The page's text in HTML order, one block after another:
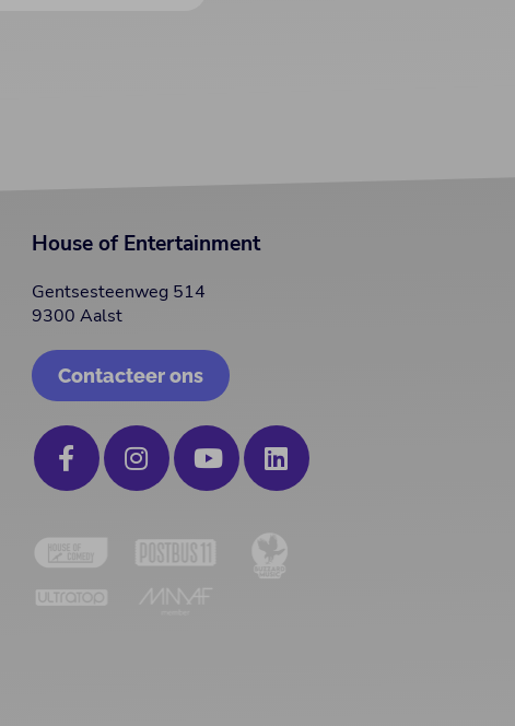
House of Entertainment
Gentsesteenweg 514
9300 Aalst
Contacteer ons